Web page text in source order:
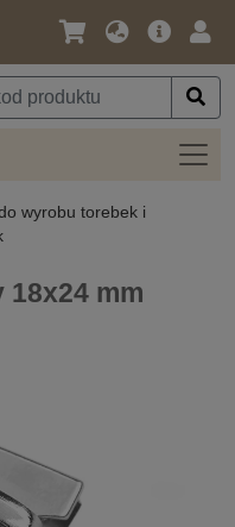
Język
Waluta
Oferta
wyrobu torebek i
mm